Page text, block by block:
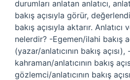
durumları anlatan anlatıcı,
bakış açısıyla görür,
bakış açısıyla aktarır. Anlatıcı
nelerdir? -Egemen/ilahi bakış
(yazar/anlatıcının bakış açısı),
kahraman/anlatıcının bakış
gözlemci/anlatıcının bakış